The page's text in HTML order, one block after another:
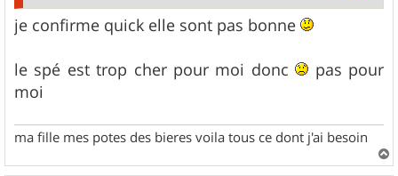
je confirme quick elle sont pas bonne
le spé est trop cher pour moi donc
pas pour
moi
ma fille mes potes des bieres voila tous ce dont j'ai besoin
a